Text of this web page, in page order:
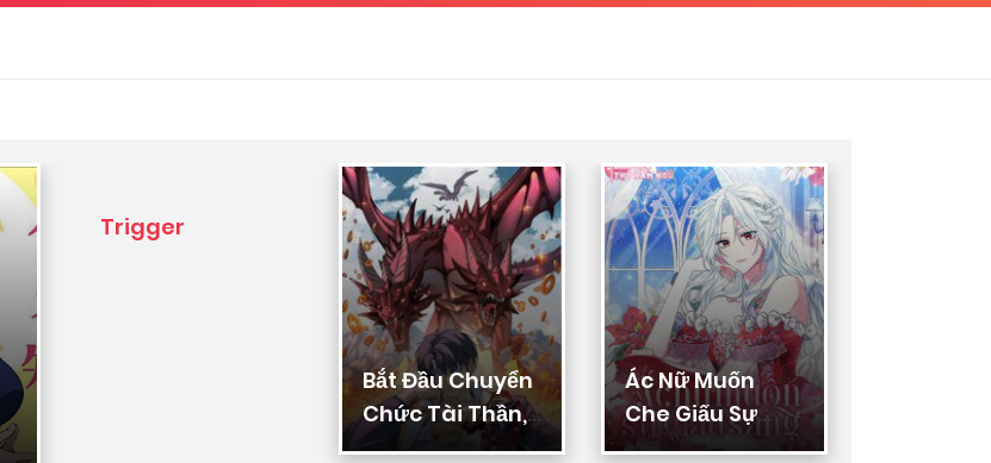
Trigger
Bắt Đầu Chuyển
Chức Tài Thần,
Ta Chuyển Hóa
Ác Nữ Muốn
Che Giấu Sự
Giàu Sang